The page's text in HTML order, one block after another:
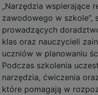
„Narzędzia wspierające
zawodowego w szkole”,
prowadzących
klas oraz nauczycieli
uczniów w planowaniu
Podczas szkolenia
narzędzia, ćwiczenia
które pomagają w